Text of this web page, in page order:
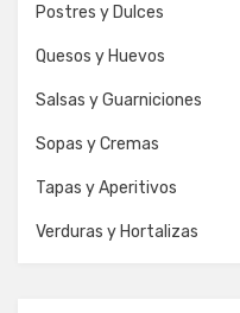
Postres y Dulces
Quesos y Huevos
Salsas y Guarniciones
Sopas y Cremas
Tapas y Aperitivos
Verduras y Hortalizas